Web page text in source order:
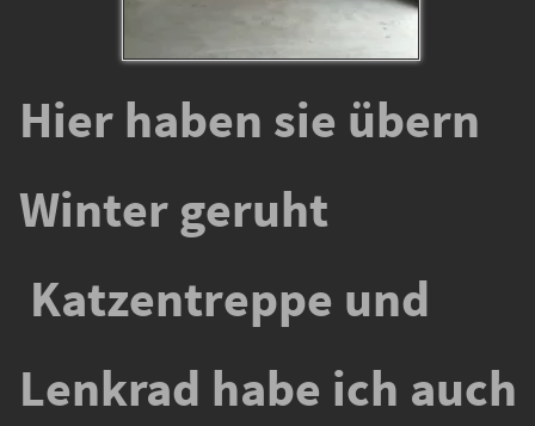
Hier haben sie übern
Winter geruht
Katzentreppe und
Lenkrad habe ich auch